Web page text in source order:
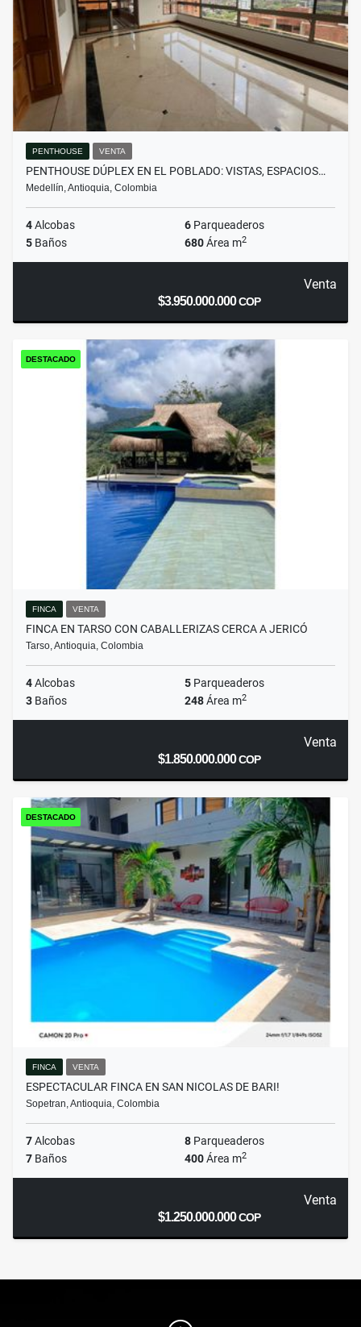
PENTHOUSE VENTA
PENTHOUSE DÚPLEX EN EL POBLADO: VISTAS, ESPACIOS…
Medellín, Antioquia, Colombia
4Alcobas 6 Parqueaderos
5 Baños 680Área m2
Venta
$3.950.000.000COP
DESTACADO
FINCA VENTA
FINCA EN TARSO CON CABALLERIZAS CERCA A JERICÓ
Tarso, Antioquia, Colombia
4Alcobas 5 Parqueaderos
3 Baños 248Área m2
Venta
$1.850.000.000COP
DESTACADO
FINCA VENTA
ESPECTACULAR FINCA EN SAN NICOLAS DE BARI!
Sopetran, Antioquia, Colombia
7Alcobas 8 Parqueaderos
7 Baños 400Área m2
Venta
$1.250.000.000COP